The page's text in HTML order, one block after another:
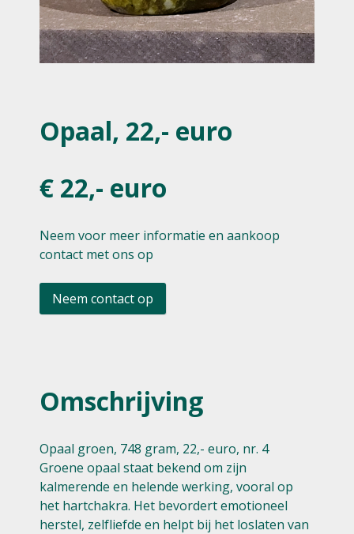
Opaal, 22,- euro
€ 22,- euro
Neem voor meer informatie en aankoop
contact met ons op
Neem contact op
Omschrijving
Opaal groen, 748 gram, 22,- euro, nr. 4
Groene opaal staat bekend om zijn
kalmerende en helende werking, vooral op
het hartchakra. Het bevordert emotioneel
herstel, zelfliefde en helpt bij het loslaten van